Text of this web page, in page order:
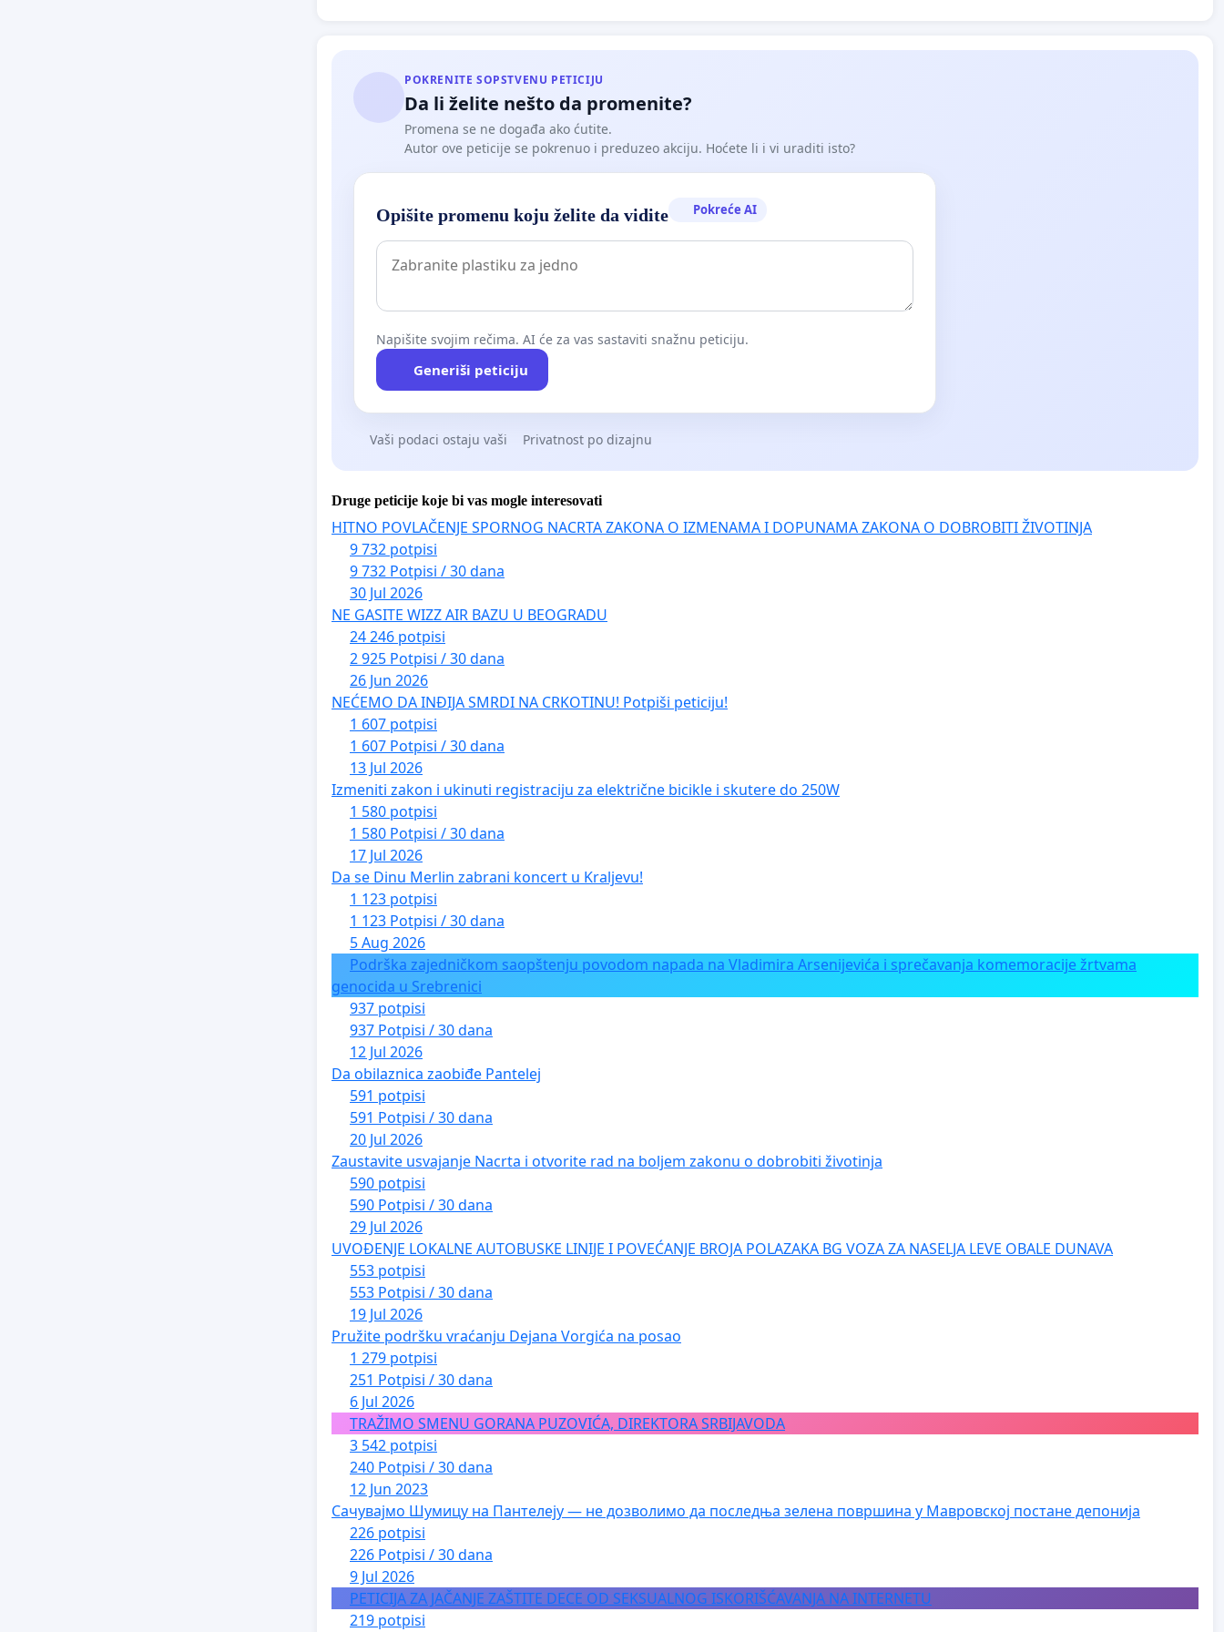
POKRENITE SOPSTVENU PETICIJU
Da li želite nešto da promenite?
Promena se ne događa ako ćutite.
Autor ove peticije se pokrenuo i preduzeo akciju. Hoćete li i vi uraditi isto?
Opišite promenu koju želite da vidite Pokreće AI
Napišite svojim rečima. AI će za vas sastaviti snažnu peticiju.
Generiši peticiju
Vaši podaci ostaju vaši Privatnost po dizajnu
Druge peticije koje bi vas mogle interesovati
HITNO POVLAČENJE SPORNOG NACRTA ZAKONA O IZMENAMA I DOPUNAMA ZAKONA O DOBROBITI ŽIVOTINJA
9 732 potpisi
9 732 Potpisi / 30 dana
30 Jul 2026
NE GASITE WIZZ AIR BAZU U BEOGRADU
24 246 potpisi
2 925 Potpisi / 30 dana
26 Jun 2026
NEĆEMO DA INĐIJA SMRDI NA CRKOTINU! Potpiši peticiju!
1 607 potpisi
1 607 Potpisi / 30 dana
13 Jul 2026
Izmeniti zakon i ukinuti registraciju za električne bicikle i skutere do 250W
1 580 potpisi
1 580 Potpisi / 30 dana
17 Jul 2026
Da se Dinu Merlin zabrani koncert u Kraljevu!
1 123 potpisi
1 123 Potpisi / 30 dana
5 Aug 2026
Podrška zajedničkom saopštenju povodom napada na Vladimira Arsenijevića i sprečavanja komemoracije žrtvama
genocida u Srebrenici
937 potpisi
937 Potpisi / 30 dana
12 Jul 2026
Da obilaznica zaobiđe Pantelej
591 potpisi
591 Potpisi / 30 dana
20 Jul 2026
Zaustavite usvajanje Nacrta i otvorite rad na boljem zakonu o dobrobiti životinja
590 potpisi
590 Potpisi / 30 dana
29 Jul 2026
UVOĐENJE LOKALNE AUTOBUSKE LINIJE I POVEĆANJE BROJA POLAZAKA BG VOZA ZA NASELJA LEVE OBALE DUNAVA
553 potpisi
553 Potpisi / 30 dana
19 Jul 2026
Pružite podršku vraćanju Dejana Vorgića na posao
1 279 potpisi
251 Potpisi / 30 dana
6 Jul 2026
TRAŽIMO SMENU GORANA PUZOVIĆA, DIREKTORA SRBIJAVODA
3 542 potpisi
240 Potpisi / 30 dana
12 Jun 2023
Сачувајмо Шумицу на Пантелеју — не дозволимо да последња зелена површина у Мавровској постане депонија
226 potpisi
226 Potpisi / 30 dana
9 Jul 2026
PETICIJA ZA JAČANJE ZAŠTITE DECE OD SEKSUALNOG ISKORIŠĆAVANJA NA INTERNETU
219 potpisi